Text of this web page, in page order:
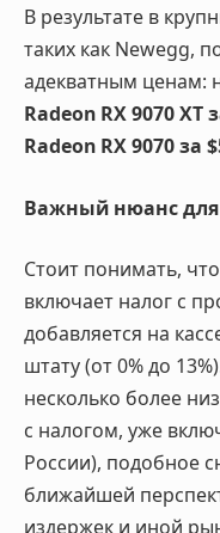
В результате в
таких как Newegg,
адекватным ценам:
Radeon RX 9070 XT
Radeon RX 9070 за
Важный нюанс
Стоит понимать,
включает налог с
добавляется на
штату (от 0% до
несколько более
с налогом, уже
России), подобное
ближайшей
издержек и иной